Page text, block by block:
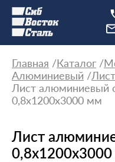
Главная Каталог
Алюминиевый
Лист
Лист
0,8х1200х3000 мм
Лист